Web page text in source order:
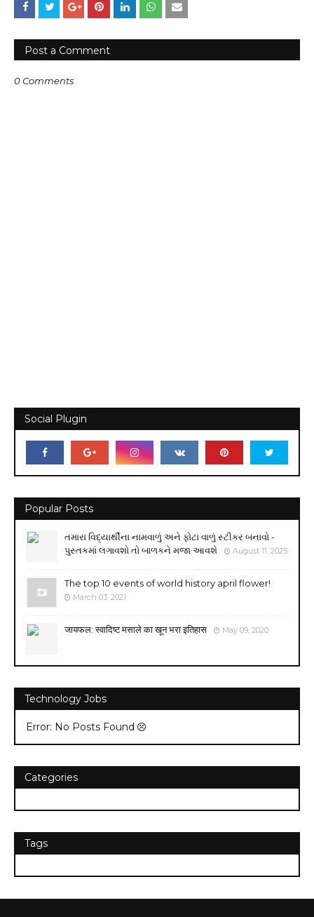
Post a Comment
0 Comments
Social Plugin
Popular Posts
તમારા વિદ્યાર્થીના નામવાળું અને ફોટા વાળું સ્ટીકર બનાવો -
પુસ્તકમાં લગાવશો તો બાળકને મજા આવશે
August 11, 2025
The top 10 events of world history april flower!
March 03, 2021
जायफल: स्वादिष्ट मसाले का खून भरा इतिहास May 09, 2020
Technology Jobs
Error: No Posts Found
Categories
Tags